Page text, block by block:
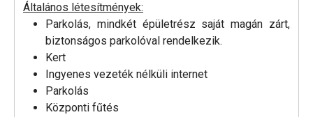
Általános létesítmények:
Parkolás, mindkét épületrész saját magán zárt,
biztonságos parkolóval rendelkezik.
Kert
Ingyenes vezeték nélküli internet
Parkolás
Központi fűtés